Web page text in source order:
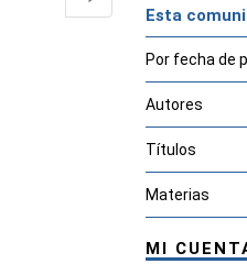
Esta
Por fecha de
Autores
Títulos
Materias
MI